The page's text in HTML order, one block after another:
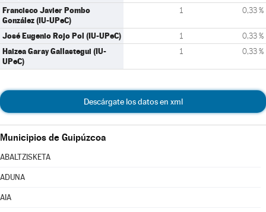
Francisco Javier Pombo
González (IU-UPeC)
1 0,33 %
José Eugenio Rojo Pol (IU-UPeC) 1 0,33 %
Haizea Garay Gallastegui (IU-
UPeC)
1 0,33 %
Descárgate los datos en xml
Municipios de Guipúzcoa
ABALTZISKETA
ADUNA
AIA